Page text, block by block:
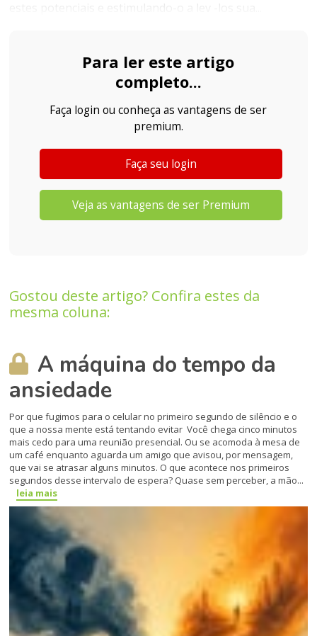
Para ler este artigo
completo...
Faça login ou conheça as vantagens de ser
premium.
Faça seu login
Veja as vantagens de ser Premium
Gostou deste artigo? Confira estes da
mesma coluna:
A máquina do tempo da
ansiedade
Por que fugimos para o celular no primeiro segundo de silêncio e o
que a nossa mente está tentando evitar Você chega cinco minutos
mais cedo para uma reunião presencial. Ou se acomoda à mesa de
um café enquanto aguarda um amigo que avisou, por mensagem,
que vai se atrasar alguns minutos. O que acontece nos primeiros
segundos desse intervalo de espera? Quase sem perceber, a mão...
leia mais